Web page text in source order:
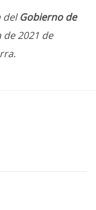
delGobierno de
2021 de